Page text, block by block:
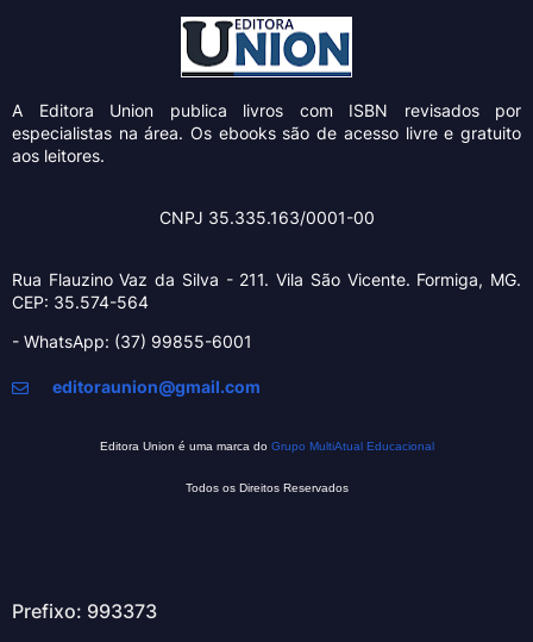
A Editora Union publica livros com ISBN revisados por
especialistas na área. Os ebooks são de acesso livre e gratuito
aos leitores.
CNPJ 35.335.163/0001-00
Rua Flauzino Vaz da Silva - 211.Vila São Vicente. Formiga, MG.
CEP: 35.574-564
- WhatsApp: (37) 99855-6001
editoraunion@gmail.com
Editora Union é uma marca do Grupo MultiAtual Educacional
Todos os Direitos Reservados
Prefixo: 993373